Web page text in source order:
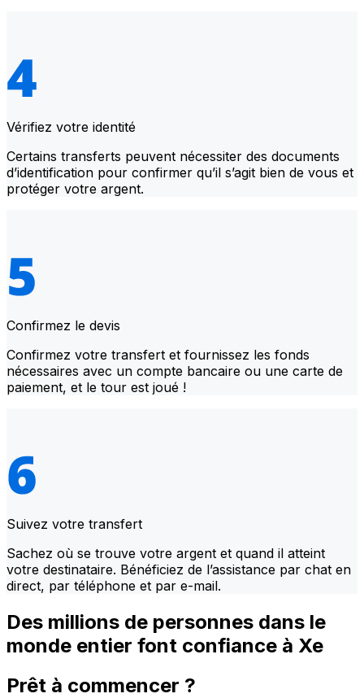
Vérifiez votre identité
Certains transferts peuvent nécessiter des documents
d’identification pour confirmer qu’il s’agit bien de vous et
protéger votre argent.
Confirmez le devis
Confirmez votre transfert et fournissez les fonds
nécessaires avec un compte bancaire ou une carte de
paiement, et le tour est joué !
Suivez votre transfert
Sachez où se trouve votre argent et quand il atteint
votre destinataire. Bénéficiez de l’assistance par chat en
direct, par téléphone et par e-mail.
Des millions de personnes dans le
monde entier font confiance à Xe
Prêt à commencer ?